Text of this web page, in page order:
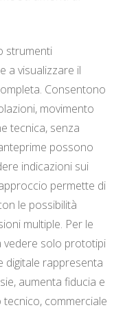
strumenti
a visualizzare il
Consentono
movimento
tecnica, senza
possono
indicazioni sui
permette di
le possibilità
multiple. Per le
vedere solo prototipi
digitale rappresenta
aumenta fiducia e
commerciale